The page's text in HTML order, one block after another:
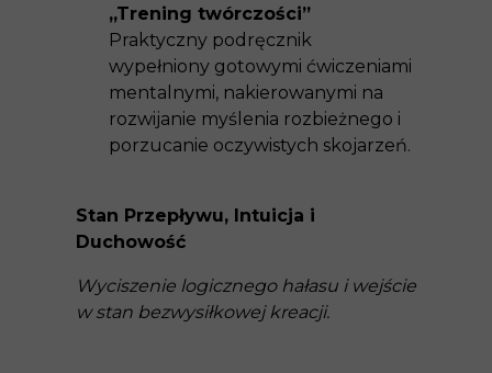
„Trening twórczości”
Praktyczny podręcznik
wypełniony gotowymi ćwiczeniami
mentalnymi, nakierowanymi na
rozwijanie myślenia rozbieżnego i
porzucanie oczywistych skojarzeń.
Stan Przepływu, Intuicja i
Duchowość
Wyciszenie logicznego hałasu i wejście
w stan bezwysiłkowej kreacji.